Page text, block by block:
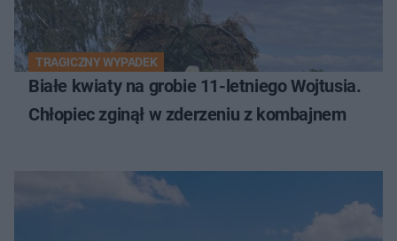
TRAGICZNY WYPADEK
Białe kwiaty na grobie 11-letniego Wojtusia.
Chłopiec zginął w zderzeniu z kombajnem